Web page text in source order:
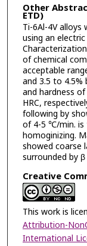
Other
ETD)
Ti-6Al-4V
using an
of chemical
acceptable
and 3.5 to 4.5%
and hardness
HRC,
following by
of 4-5 ℃/min. is
homoginizing.
showed coarse
surrounded by
Creative
This work is
Attribution-
International